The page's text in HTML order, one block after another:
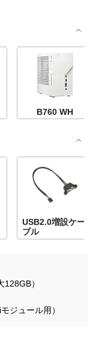
B760 WH
USB2.0増設ケー
ブル
）
ジュール用）